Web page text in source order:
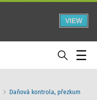
VIEW
Daňová kontrola, přezkum